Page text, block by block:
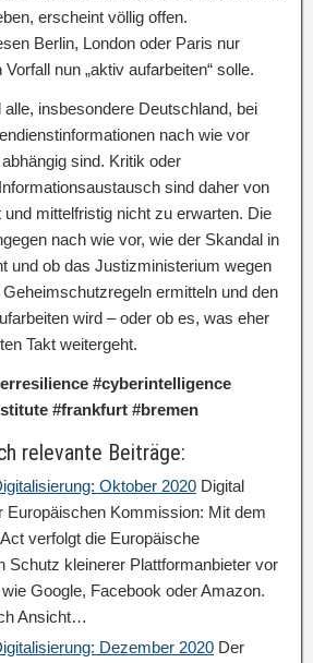
erscheint völlig offen.
Berlin, London oder Paris nur
nun „aktiv aufarbeiten“ solle.
insbesondere Deutschland, bei
nach wie vor
sind. Kritik oder
sind daher von
mittelfristig nicht zu erwarten. Die
nach wie vor, wie der Skandal in
und ob das Justizministerium wegen
ermitteln und den
wird – oder ob es, was eher
Takt weitergeht.
#cyberintelligence
#frankfurt #bremen
relevante Beiträge:
Oktober 2020 Digital
Europäischen Kommission: Mit dem
verfolgt die Europäische
Schutz kleinerer Plattformanbieter vor
Google, Facebook oder Amazon.
Ansicht…
Dezember 2020 Der